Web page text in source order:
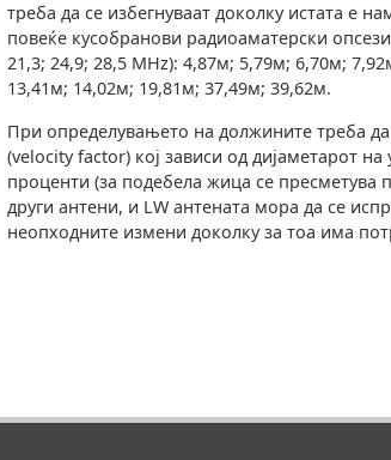
треба да се избегнуваат доколку истата е
повеќе кусобранови радиоаматерски
21,3; 24,9; 28,5 MHz): 4,87м; 5,79м; 6,70м;
13,41м; 14,02м; 19,81м; 37,49м; 39,62м.
При определувањето на должините треба
(velocity factor) кој зависи од дијаметарот
проценти (за подебела жица се пресметува
други антени, и LW антената мора да се
неопходните измени доколку за тоа има